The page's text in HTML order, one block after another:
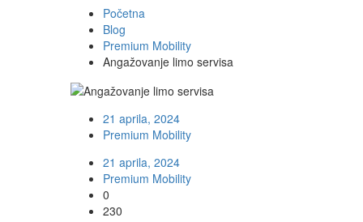
Početna
Blog
Premium Mobility
Angažovanje limo servisa
21 aprila, 2024
Premium Mobility
21 aprila, 2024
Premium Mobility
0
230